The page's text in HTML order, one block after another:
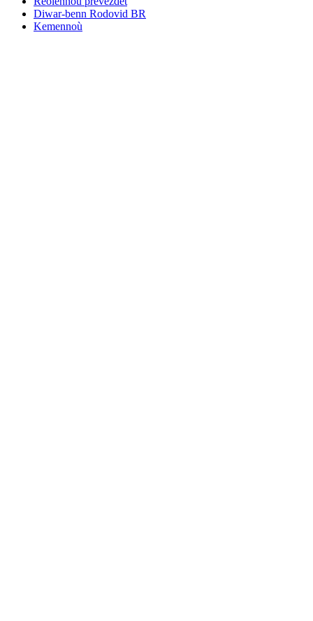
Diwar-benn Rodovid BR
Kemennoù